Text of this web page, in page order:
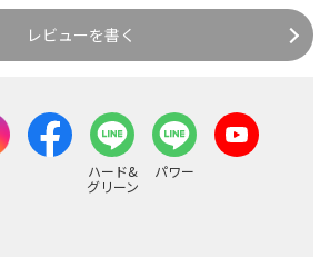
レビューを書く
ハード&
グリーン
パワー